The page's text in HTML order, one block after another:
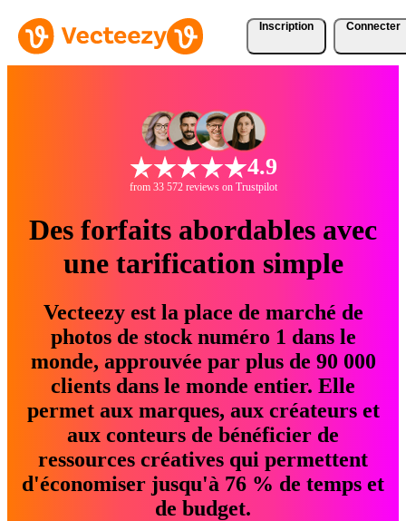
Inscription Connecter
4.9
from 33 572 reviews on Trustpilot
Des forfaits abordables avec
une tarification simple
Vecteezy est la place de marché de
photos de stock numéro 1 dans le
monde, approuvée par plus de 90 000
clients dans le monde entier. Elle
permet aux marques, aux créateurs et
aux conteurs de bénéficier de
ressources créatives qui permettent
d'économiser jusqu'à 76 % de temps et
de budget.